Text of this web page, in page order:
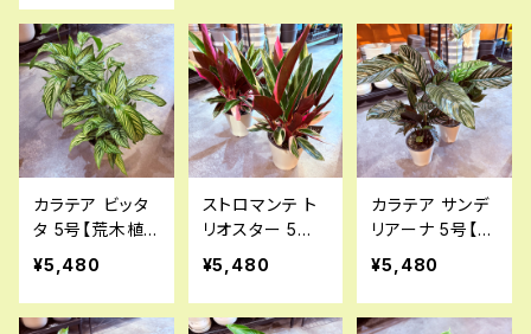
カラテア ビッタ
タ 5号【荒木植
物園さん】
¥5,480
ストロマンテ ト
リオスター 5号
【荒木植物園さ
ん】
¥5,480
カラテア サンデ
リアーナ 5号【荒
木植物園さん】
¥5,480